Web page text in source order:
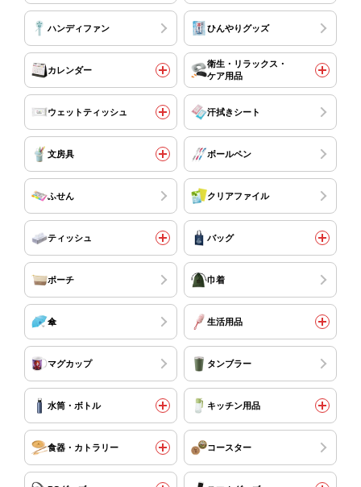
ハンディファン ひんやりグッズ
カレンダー
衛生・リラックス・
ケア用品
ウェットティッシュ 汗拭きシート
文房具 ボールペン
ふせん クリアファイル
ティッシュ バッグ
ポーチ 巾着
傘 生活用品
マグカップ タンブラー
水筒・ボトル キッチン用品
食器・カトラリー コースター